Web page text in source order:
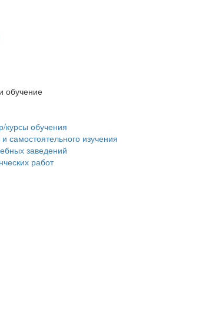
обучение
курсы обучения
самостоятельного изучения
заведений
работ